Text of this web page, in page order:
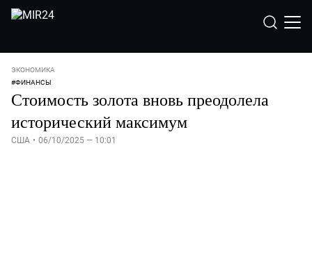
ЭКОНОМИКА
#ФИНАНСЫ
Стоимость золота вновь преодолела
исторический максимум
США • 06/10/2025 — 10:01